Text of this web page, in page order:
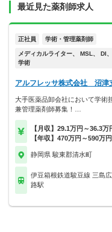
最近見た薬剤師求人
正社員 学術・管理薬剤師
メディカルライター、 MSL、 DI、
学術
アルフレッサ株式会社 沼津
大手医薬品卸会社において学術
兼管理薬剤師募集！…
【月収】29.1万円～36.3万
【年収】470万円～590万円
静岡県 駿東郡清水町
伊豆箱根鉄道駿豆線 三島
路駅